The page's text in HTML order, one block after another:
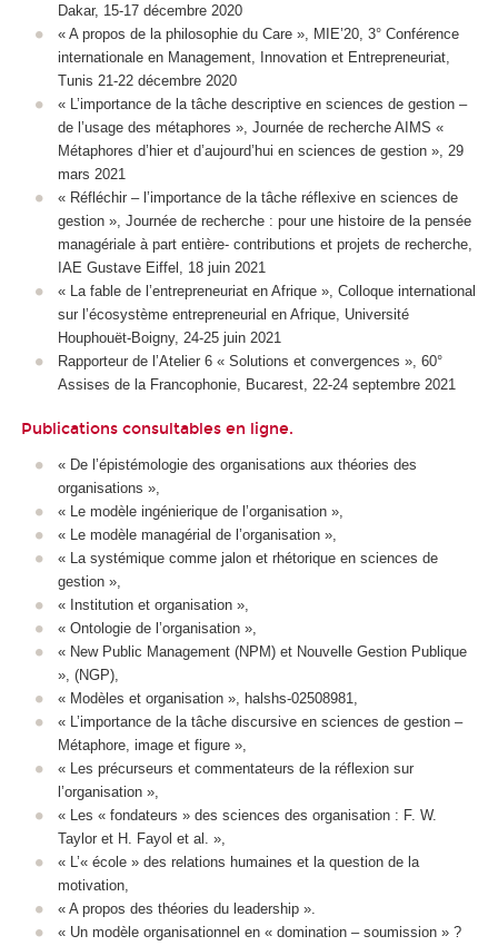
Dakar, 15-17 décembre 2020
« A propos de la philosophie du Care », MIE’20, 3° Conférence
internationale en Management, Innovation et Entrepreneuriat,
Tunis 21-22 décembre 2020
« L’importance de la tâche descriptive en sciences de gestion –
de l’usage des métaphores », Journée de recherche AIMS «
Métaphores d’hier et d’aujourd’hui en sciences de gestion », 29
mars 2021
« Réfléchir – l’importance de la tâche réflexive en sciences de
gestion », Journée de recherche : pour une histoire de la pensée
managériale à part entière- contributions et projets de recherche,
IAE Gustave Eiffel, 18 juin 2021
« La fable de l’entrepreneuriat en Afrique », Colloque international
sur l’écosystème entrepreneurial en Afrique, Université
Houphouët-Boigny, 24-25 juin 2021
Rapporteur de l’Atelier 6 « Solutions et convergences », 60°
Assises de la Francophonie, Bucarest, 22-24 septembre 2021
Publications consultables en ligne.
« De l’épistémologie des organisations aux théories des
organisations »,
« Le modèle ingénierique de l’organisation »,
« Le modèle managérial de l’organisation »,
« La systémique comme jalon et rhétorique en sciences de
gestion »,
« Institution et organisation »,
« Ontologie de l’organisation »,
« New Public Management (NPM) et Nouvelle Gestion Publique
», (NGP),
« Modèles et organisation », halshs-02508981,
« L’importance de la tâche discursive en sciences de gestion –
Métaphore, image et figure »,
« Les précurseurs et commentateurs de la réflexion sur
l’organisation »,
« Les « fondateurs » des sciences des organisation : F. W.
Taylor et H. Fayol et al. »,
« L’« école » des relations humaines et la question de la
motivation,
« A propos des théories du leadership ».
« Un modèle organisationnel en « domination – soumission » ?